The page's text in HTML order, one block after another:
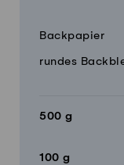
MengeZutaten
Backpapier
rundes
500 g
100 g